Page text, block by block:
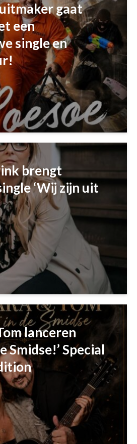
gaat
een
single en
brengt
‘Wij zijn uit
lanceren
Smidse!’ Special